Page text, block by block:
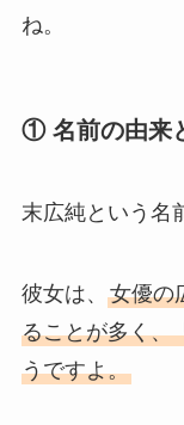
ね。
① 名前の由来
末広純という名
彼女は、 女優の
ることが多く、
うですよ。